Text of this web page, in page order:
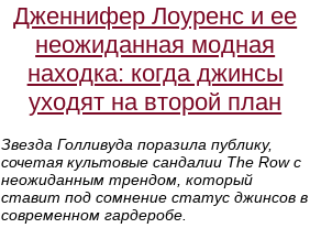
Дженнифер Лоуренс и ее
неожиданная модная
находка: когда джинсы
уходят на второй план
Звезда Голливуда поразила публику,
сочетая культовые сандалии The Row с
неожиданным трендом, который
ставит под сомнение статус джинсов в
современном гардеробе.